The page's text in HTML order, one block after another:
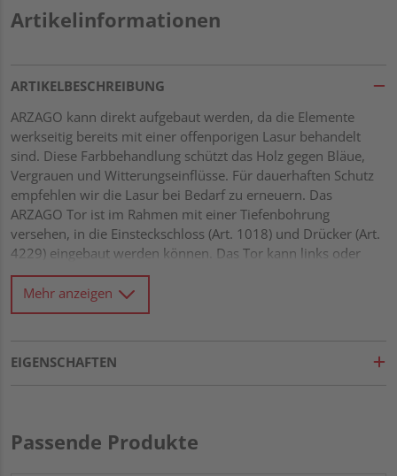
Artikelinformationen
ARTIKELBESCHREIBUNG
ARZAGO kann direkt aufgebaut werden, da die Elemente
werkseitig bereits mit einer offenporigen Lasur behandelt
sind. Diese Farbbehandlung schützt das Holz gegen Bläue,
Vergrauen und Witterungseinflüsse. Für dauerhaften Schutz
empfehlen wir die Lasur bei Bedarf zu erneuern. Das
ARZAGO Tor ist im Rahmen mit einer Tiefenbohrung
versehen, in die Einsteckschloss (Art. 1018) und Drücker (Art.
4229) eingebaut werden können. Das Tor kann links oder
rechts anschlagend montiert werden. Stabile Elemente mit
eleganter, horizontaler Profilierung Stabiler Rahmen 40 x 70
mm mit verzapften Ecken Drainagenut und
Edelstahl Tor rückseitig mit Diagonalverstrebung für Extra-
Mehr anzeigen
EIGENSCHAFTEN
Passende Produkte